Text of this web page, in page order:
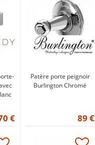
€
Patère porte peignoir
Burlington Chromé
89 €